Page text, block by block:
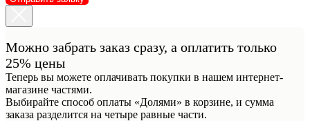
Можно забрать заказ сразу, а оплатить только
25% цены
Теперь вы можете оплачивать покупки в нашем интернет-
магазине частями.
Выбирайте способ оплаты «Долями» в корзине, и сумма
заказа разделится на четыре равные части.